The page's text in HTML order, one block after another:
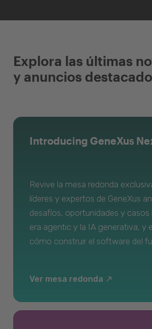
Explora las últimas
y anuncios
Introducing GeneXus
Revive la mesa redonda
líderes y expertos de GeneXus
desafíos, oportunidades y casos
era agentic y la IA generativa, y
cómo construir el software del
Ver mesa redonda